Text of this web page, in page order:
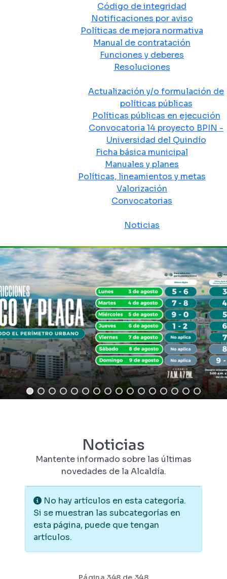
Código de integridad
Notificaciones por aviso
Políticas de mejora normativa
Manual de contratación
Funciones y deberes
Resoluciones
Actualización y/o formulación de
políticas públicas
Políticas públicas en ejecución
Convocatoria 14 proyecto BPIN -
Universidad del Quindío
Ficha básica municipal
Manuales y planes
Políticas, lineamientos y metas
Valorización
Convocatorias
Noticias
Noticias
Mantente informado sobre las últimas
novedades de la Alcaldía.
Información
No hay artículos en esta categoría.
Si se muestran las subcategorías en
esta página, puede que tengan
artículos.